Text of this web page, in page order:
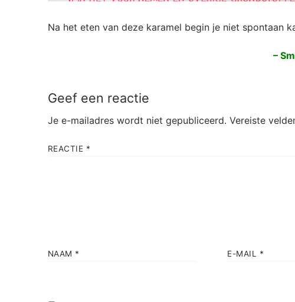
Na het eten van deze karamel begin je niet spontaan
–
Geef een reactie
Je e-mailadres wordt niet gepubliceerd. Vereiste
REACTIE *
NAAM * E-MAIL *